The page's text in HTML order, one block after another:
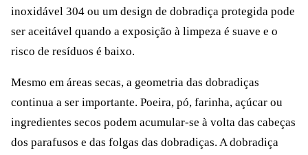
inoxidável 304 ou um design de dobradiça protegida pode
ser aceitável quando a exposição à limpeza é suave e o
risco de resíduos é baixo.
Mesmo em áreas secas, a geometria das dobradiças
continua a ser importante. Poeira, pó, farinha, açúcar ou
ingredientes secos podem acumular-se à volta das cabeças
dos parafusos e das folgas das dobradiças. A dobradiça